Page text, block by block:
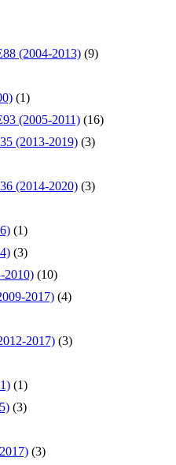
(2004-2013) (9)
(1)
(2005-2011) (16)
(2013-2019) (3)
(2014-2020) (3)
(1)
(3)
2010) (10)
2017) (4)
2017) (3)
(1)
(3)
(3)